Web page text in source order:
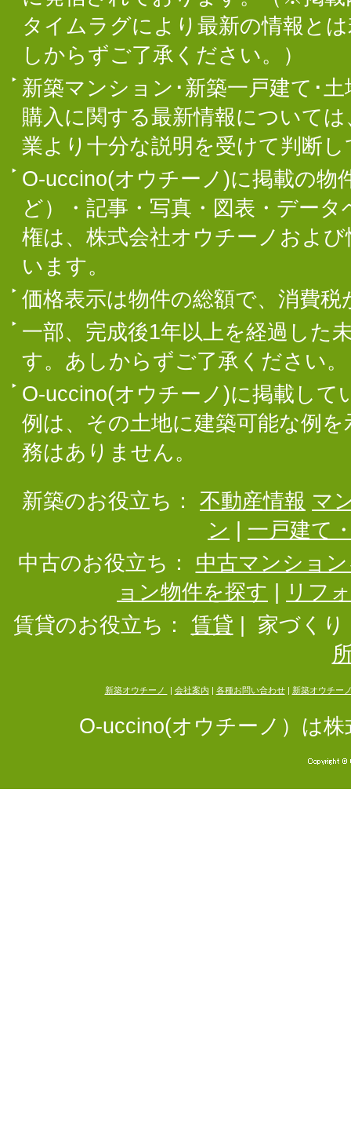
タイムラグにより最新の情報と
しからずご了承ください。）
新築マンション･新築一戸建て･
購入に関する最新情報について
業より十分な説明を受けて判断
O-uccino(オウチーノ)に掲載の物
ど）・記事・写真・図表・デー
権は、株式会社オウチーノおよ
います。
価格表示は物件の総額で、消費
一部、完成後1年以上を経過した
す。あしからずご了承ください。
O-uccino(オウチーノ)に掲載して
例は、その土地に建築可能な例
務はありません。
新築のお役立ち： 不動産情報 マ
ン
一戸建て
中古のお役立ち：
中古マンショ
ョン物件を探す
リフ
賃貸のお役立ち：
賃貸
家づくり
新築オウチーノ 会社案内 各種お問い合わせ| 新築オウチー
O-uccino(オウチーノ）は